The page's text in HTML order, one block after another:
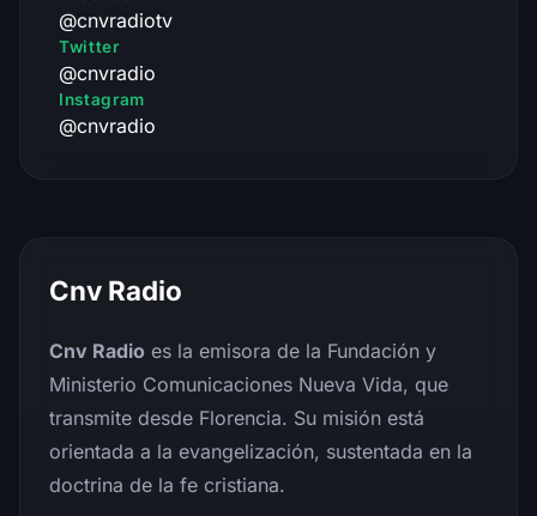
@cnvradiotv
Twitter
@cnvradio
Instagram
@cnvradio
Cnv Radio
Cnv Radio es la emisora de la Fundación y
Ministerio Comunicaciones Nueva Vida, que
transmite desde Florencia. Su misión está
orientada a la evangelización, sustentada en la
doctrina de la fe cristiana.